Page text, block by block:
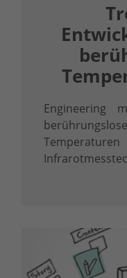
Engineering